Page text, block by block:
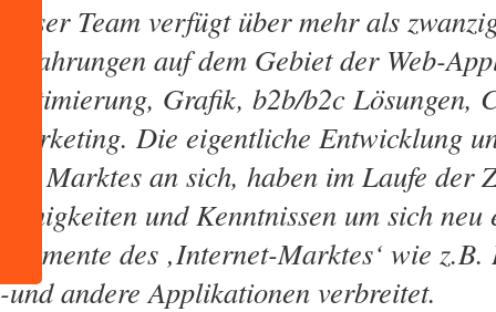
Unser Team verfügt über mehr als
Erfahrungen auf dem Gebiet der Web-
Optimierung, Grafik, b2b/b2c Lösungen,
Marketing. Die eigentliche Entwicklung
des Marktes an sich, haben im Laufe der
Fähigkeiten und Kenntnissen um sich
Segmente des ‚Internet-Marktes‘ wie
-und andere Applikationen verbreitet.